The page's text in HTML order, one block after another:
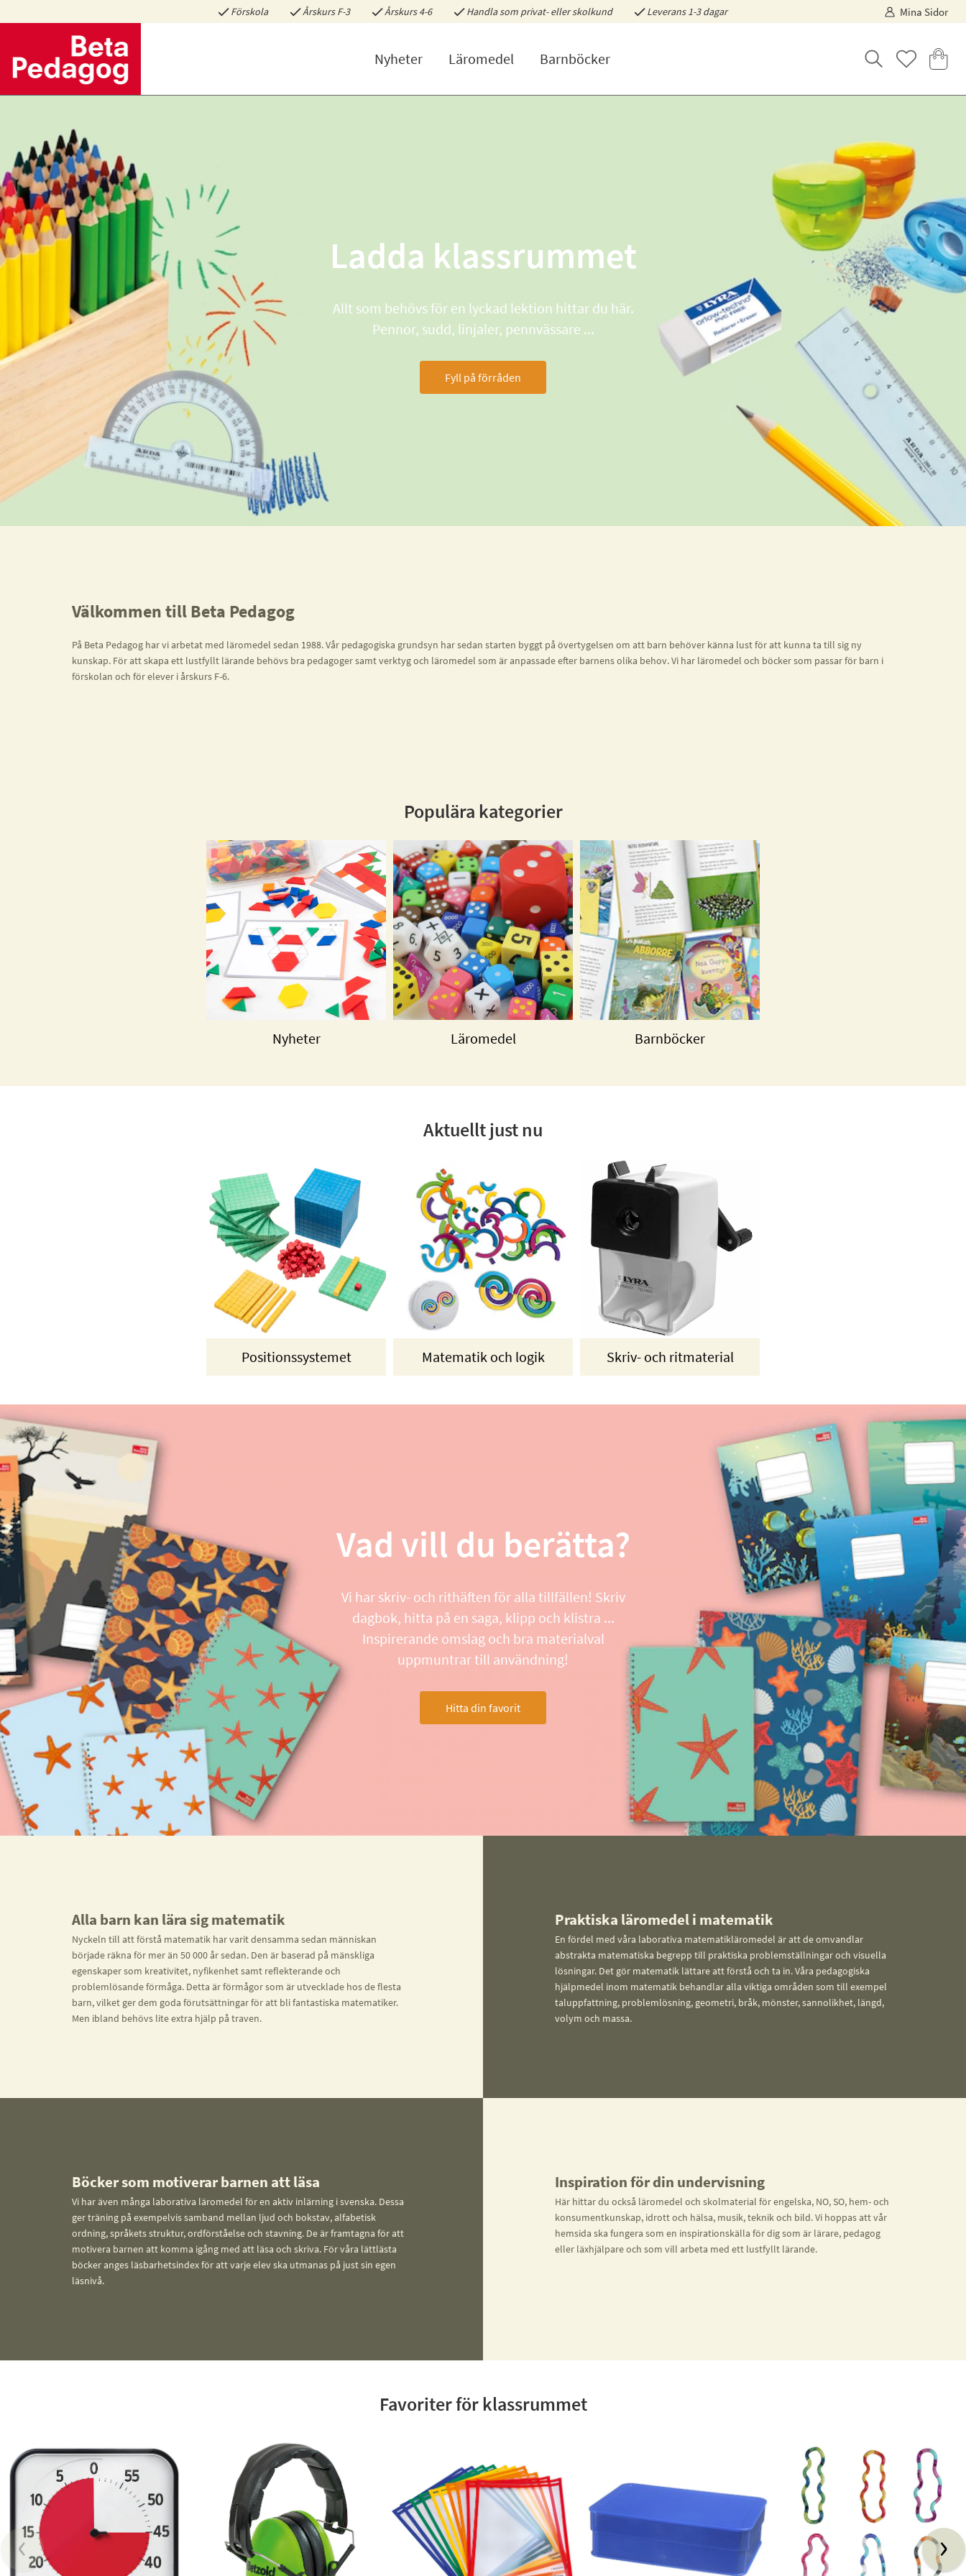
Förskola Årskurs F-3 Årskurs 4-6 Handla som privat- eller skolkund Leverans 1-3 dagar Mina Sidor
Nyheter Läromedel Barnböcker
Ladda klassrummet
Allt som behövs för en lyckad lektion hittar du här.
Pennor, sudd, linjaler, pennvässare ...
Fyll på förråden
Välkommen till Beta Pedagog
På Beta Pedagog har vi arbetat med läromedel sedan 1988. Vår pedagogiska grundsyn har sedan starten byggt på övertygelsen om att barn behöver känna lust för att kunna ta till sig ny
kunskap. För att skapa ett lustfyllt lärande behövs bra pedagoger samt verktyg och läromedel som är anpassade efter barnens olika behov. Vi har läromedel och böcker som passar för barn i
förskolan och för elever i årskurs F-6.
Populära kategorier
Nyheter Läromedel Barnböcker
Aktuellt just nu
Positionssystemet Matematik och logik Skriv- och ritmaterial
Vad vill du berätta?
Vi har skriv- och rithäften för alla tillfällen! Skriv
dagbok, hitta på en saga, klipp och klistra ...
Inspirerande omslag och bra materialval
uppmuntrar till användning!
Hitta din favorit
Alla barn kan lära sig matematik
Nyckeln till att förstå matematik har varit densamma sedan människan
började räkna för mer än 50 000 år sedan. Den är baserad på mänskliga
egenskaper som kreativitet, nyfikenhet samt reflekterande och
problemlösande förmåga. Detta är förmågor som är utvecklade hos de flesta
barn, vilket ger dem goda förutsättningar för att bli fantastiska matematiker.
Men ibland behövs lite extra hjälp på traven.
Praktiska läromedel i matematik
En fördel med våra laborativa matematikläromedel är att de omvandlar
abstrakta matematiska begrepp till praktiska problemställningar och visuella
lösningar. Det gör matematik lättare att förstå och ta in. Våra pedagogiska
hjälpmedel inom matematik behandlar alla viktiga områden som till exempel
taluppfattning, problemlösning, geometri, bråk, mönster, sannolikhet, längd,
volym och massa.
Böcker som motiverar barnen att läsa
Vi har även många laborativa läromedel för en aktiv inlärning i svenska. Dessa
ger träning på exempelvis samband mellan ljud och bokstav, alfabetisk
ordning, språkets struktur, ordförståelse och stavning. De är framtagna för att
motivera barnen att komma igång med att läsa och skriva. För våra lättlästa
böcker anges läsbarhetsindex för att varje elev ska utmanas på just sin egen
läsnivå.
Inspiration för din undervisning
Här hittar du också läromedel och skolmaterial för engelska, NO, SO, hem- och
konsumentkunskap, idrott och hälsa, musik, teknik och bild. Vi hoppas att vår
hemsida ska fungera som en inspirationskälla för dig som är lärare, pedagog
eller läxhjälpare och som vill arbeta med ett lustfyllt lärande.
Favoriter för klassrummet